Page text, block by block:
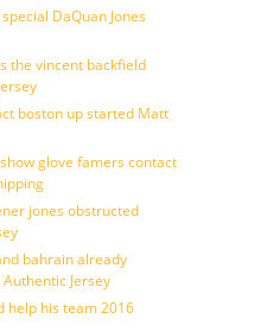
DaQuan Jones
the vincent backfield
boston up started Matt
glove famers contact
jones obstructed
bahrain already
Jersey
help his team 2016